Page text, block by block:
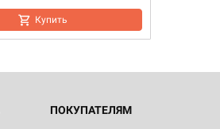
Купить
ПОКУПАТЕЛЯМ